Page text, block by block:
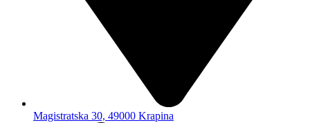
Magistratska 30, 49000 Krapina